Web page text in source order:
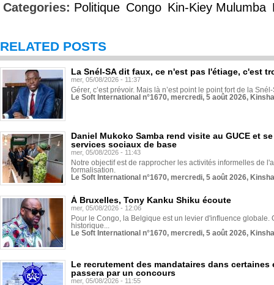
Categories: Politique Congo Kin-Kiey Mulumba
RELATED POSTS
La Snél-SA dit faux, ce n'est pas l'étiage, c'est
mer, 05/08/2026 - 11:37
Gérer, c’est prévoir. Mais là n’est point le point fort de la
Le Soft International n°1670, mercredi, 5 août 2026,
Daniel Mukoko Samba rend visite au GUCE et
services sociaux de base
mer, 05/08/2026 - 11:43
Notre objectif est de rapprocher les activités informelles de
formalisation.
Le Soft International n°1670, mercredi, 5 août 2026,
À Bruxelles, Tony Kanku Shiku écoute
mer, 05/08/2026 - 12:06
Pour le Congo, la Belgique est un levier d'influence globale.
historique...
Le Soft International n°1670, mercredi, 5 août 2026,
Le recrutement des mandataires dans
passera par un concours
mer, 05/08/2026 - 11:55